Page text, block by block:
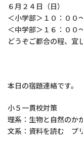
６月２４日（日）
＜小学部＞１０：００
＜中学部＞１６：００
どうぞご都合の程、宜
本日の宿題連絡です。
小５一貫校対策
理系：生物と自然の
文系：資料を読む プ